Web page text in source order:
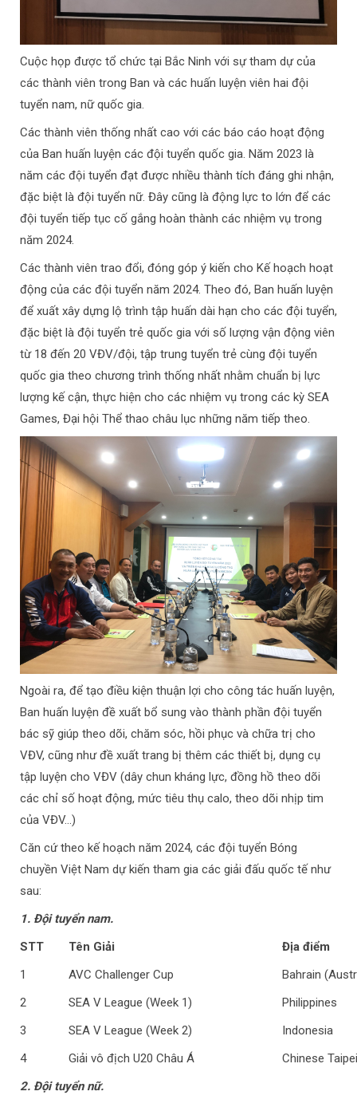
Cuộc họp được tổ chức tại Bắc Ninh với sự tham dự của
các thành viên trong Ban và các huấn luyện viên hai đội
tuyển nam, nữ quốc gia.
Các thành viên thống nhất cao với các báo cáo hoạt động
của Ban huấn luyện các đội tuyển quốc gia. Năm 2023 là
năm các đội tuyển đạt được nhiều thành tích đáng ghi nhận,
đặc biệt là đội tuyển nữ. Đây cũng là động lực to lớn để các
đội tuyển tiếp tục cố gắng hoàn thành các nhiệm vụ trong
năm 2024.
Các thành viên trao đổi, đóng góp ý kiến cho Kế hoạch hoạt
động của các đội tuyển năm 2024. Theo đó, Ban huấn luyện
để xuất xây dựng lộ trình tập huấn dài hạn cho các đội tuyển,
đặc biệt là đội tuyển trẻ quốc gia với số lượng vận động viên
từ 18 đến 20 VĐV/đội, tập trung tuyển trẻ cùng đội tuyển
quốc gia theo chương trình thống nhất nhằm chuẩn bị lực
lượng kế cận, thực hiện cho các nhiệm vụ trong các kỳ SEA
Games, Đại hội Thể thao châu lục những năm tiếp theo.
Ngoài ra, để tạo điều kiện thuận lợi cho công tác huấn luyện,
Ban huấn luyện đề xuất bổ sung vào thành phần đội tuyển
bác sỹ giúp theo dõi, chăm sóc, hồi phục và chữa trị cho
VĐV, cũng như đề xuất trang bị thêm các thiết bị, dụng cụ
tập luyện cho VĐV (dây chun kháng lực, đồng hồ theo dõi
các chỉ số hoạt động, mức tiêu thụ calo, theo dõi nhịp tim
của VĐV…)
Căn cứ theo kế hoạch năm 2024, các đội tuyển Bóng
chuyền Việt Nam dự kiến tham gia các giải đấu quốc tế như
sau:
1. Đội tuyển nam.
STT
Tên Giải
Địa điểm
1
AVC Challenger Cup
Bahrain
2
SEA V League (Week 1)
Philippines
3
SEA V League (Week 2)
Indonesia
4
Giải vô địch U20 Châu Á
Chinese Taipei
2. Đội tuyển nữ.